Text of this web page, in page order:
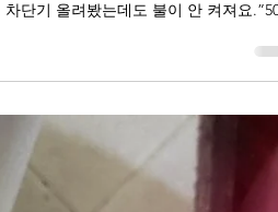
정전이 됐는데, 차단기를 올려도 소용
구의 한 가정집 에서 다급한 전화를 받